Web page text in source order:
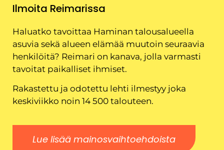
Ilmoita Reimarissa
Haluatko tavoittaa Haminan talousalueella
asuvia sekä alueen elämää muutoin seuraavia
henkilöitä? Reimari on kanava, jolla varmasti
tavoitat paikalliset ihmiset.
Rakastettu ja odotettu lehti ilmestyy joka
keskiviikko noin 14 500 talouteen.
Lue lisää mainosvaihtoehdoista